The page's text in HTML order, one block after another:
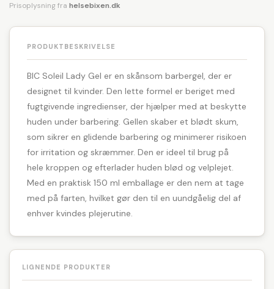
Prisoplysning fra helsebixen.dk
PRODUKTBESKRIVELSE
BIC Soleil Lady Gel er en skånsom barbergel, der er
designet til kvinder. Den lette formel er beriget med
fugtgivende ingredienser, der hjælper med at beskytte
huden under barbering. Gellen skaber et blødt skum,
som sikrer en glidende barbering og minimerer risikoen
for irritation og skræmmer. Den er ideel til brug på
hele kroppen og efterlader huden blød og velplejet.
Med en praktisk 150 ml emballage er den nem at tage
med på farten, hvilket gør den til en uundgåelig del af
enhver kvindes plejerutine.
LIGNENDE PRODUKTER